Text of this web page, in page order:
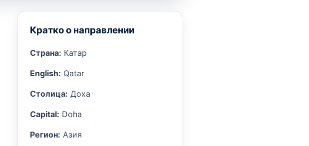
Кратко о направлении
Страна: Катар
English: Qatar
Столица: Доха
Capital: Doha
Регион: Азия